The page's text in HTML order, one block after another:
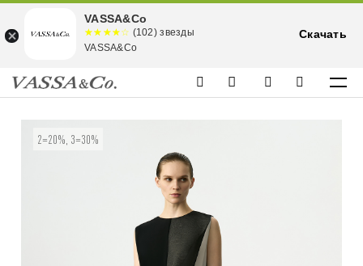
2=20%, 3=30%
VASSA&Co
☆☆☆☆☆
★★★★
★
(102) звезды
VASSA&Co
Скачать